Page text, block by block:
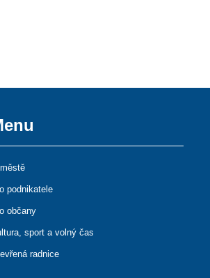
podnikatele
občany
sport a volný čas
radnice